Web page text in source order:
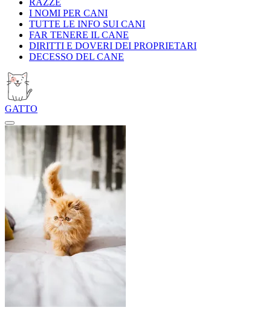
RAZZE
I NOMI PER CANI
TUTTE LE INFO SUI CANI
FAR TENERE IL CANE
DIRITTI E DOVERI DEI PROPRIETARI
DECESSO DEL CANE
GATTO